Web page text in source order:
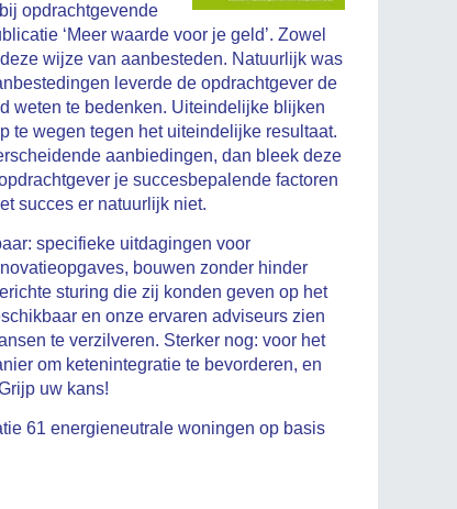
opdrachtgevende
‘Meer waarde voor je geld’. Zowel
wijze van aanbesteden. Natuurlijk was
leverde de opdrachtgever de
weten te bedenken. Uiteindelijke blijken
te wegen tegen het uiteindelijke resultaat.
aanbiedingen, dan bleek deze
je succesbepalende factoren
succes er natuurlijk niet.
specifieke uitdagingen voor
bouwen zonder hinder
sturing die zij konden geven op het
en onze ervaren adviseurs zien
te verzilveren. Sterker nog: voor het
om ketenintegratie te bevorderen, en
uw kans!
61 energieneutrale woningen op basis